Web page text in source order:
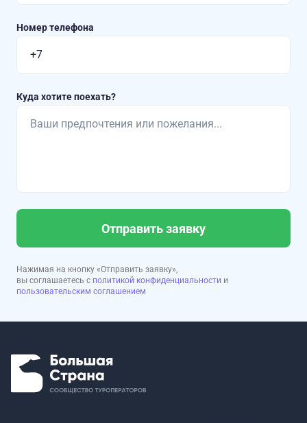
Номер телефона
Куда хотите поехать?
Отправить заявку
Нажимая на кнопку «Отправить заявку»,
вы соглашаетесь с политикой конфиденциальности и
пользовательским соглашением